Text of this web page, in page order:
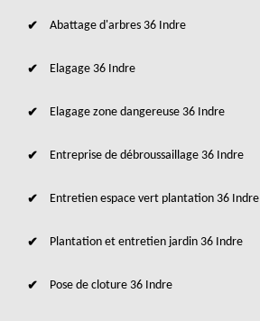
Abattage d'arbres 36 Indre
Elagage 36 Indre
Elagage zone dangereuse 36 Indre
Entreprise de débroussaillage 36 Indre
Entretien espace vert plantation 36 Indre
Plantation et entretien jardin 36 Indre
Pose de cloture 36 Indre